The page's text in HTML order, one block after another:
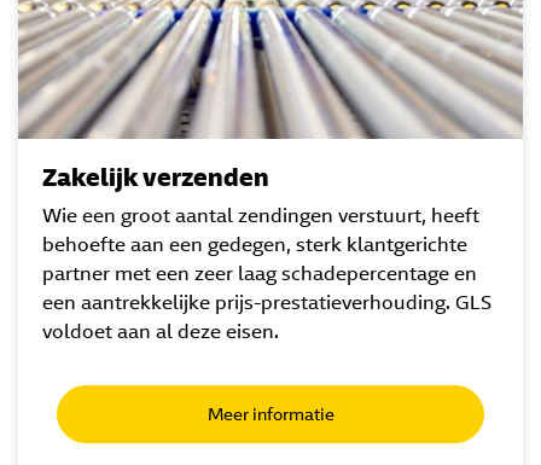
Zakelijk verzenden
Wie een groot aantal zendingen verstuurt, heeft
behoefte aan een gedegen, sterk klantgerichte
partner met een zeer laag schadepercentage en
een aantrekkelijke prijs-prestatieverhouding. GLS
voldoet aan al deze eisen.
Meer informatie